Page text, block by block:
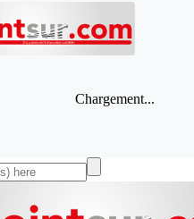
Chargement...